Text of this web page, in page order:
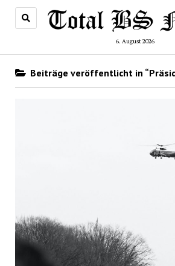
6. August 2026
Beiträge veröffentlicht in